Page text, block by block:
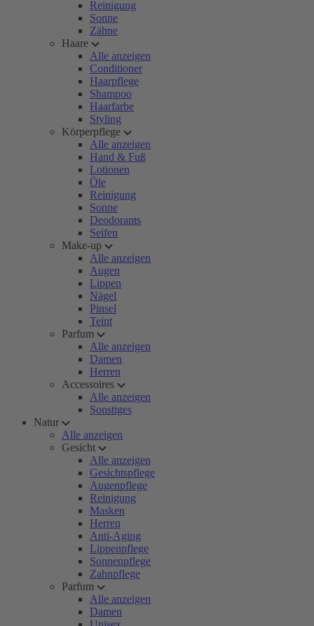
Reinigung
Sonne
Zähne
Haare
Alle anzeigen
Conditioner
Haarpflege
Shampoo
Haarfarbe
Styling
Körperpflege
Alle anzeigen
Hand & Fuß
Lotionen
Öle
Reinigung
Sonne
Deodorants
Seifen
Make-up
Alle anzeigen
Augen
Lippen
Nägel
Pinsel
Teint
Parfum
Alle anzeigen
Damen
Herren
Accessoires
Alle anzeigen
Sonstiges
Natur
Alle anzeigen
Gesicht
Alle anzeigen
Gesichtspflege
Augenpflege
Reinigung
Masken
Herren
Anti-Aging
Lippenpflege
Sonnenpflege
Zahnpflege
Parfum
Alle anzeigen
Damen